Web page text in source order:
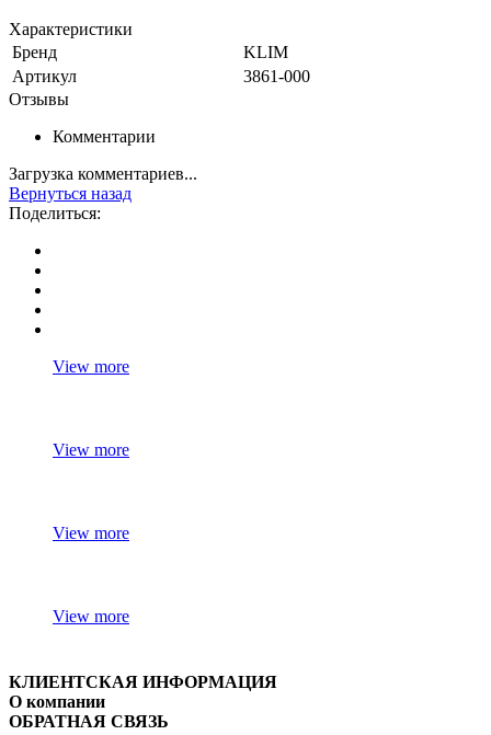
Характеристики
Бренд
KLIM
Артикул
3861-000
Отзывы
Комментарии
Загрузка комментариев...
Вернуться назад
Поделиться:
View more
View more
View more
View more
КЛИЕНТСКАЯ ИНФОРМАЦИЯ
О компании
ОБРАТНАЯ СВЯЗЬ